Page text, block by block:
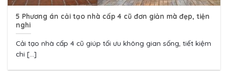
5 Phương án cải tạo nhà cấp 4 cũ đơn giản mà đẹp, tiện
nghi
Cải tạo nhà cấp 4 cũ giúp tối ưu không gian sống, tiết kiệm
chi [...]